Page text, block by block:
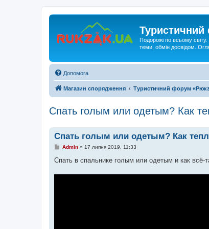
Подорожі по всьому
теми, обмін досвідом.
Допомога
Магазин спорядження Туристичний форум
Спать голым или одетым? Как
Спать голым или одетым? Как
П
в
Admin» 17 липня 2019, 11:33
Спать в спальнике голым или одетым и как всё-